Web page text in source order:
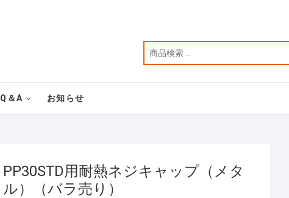
Q＆A お知らせ
PP30STD用耐熱ネジキャップ（メタ
ル）（バラ売り）